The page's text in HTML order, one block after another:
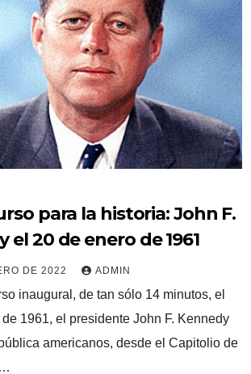
para la historia: John F.
el 20 de enero de 1961
DE 2022 ADMIN
inaugural, de tan sólo 14 minutos, el
1961, el presidente John F. Kennedy
americanos, desde el Capitolio de